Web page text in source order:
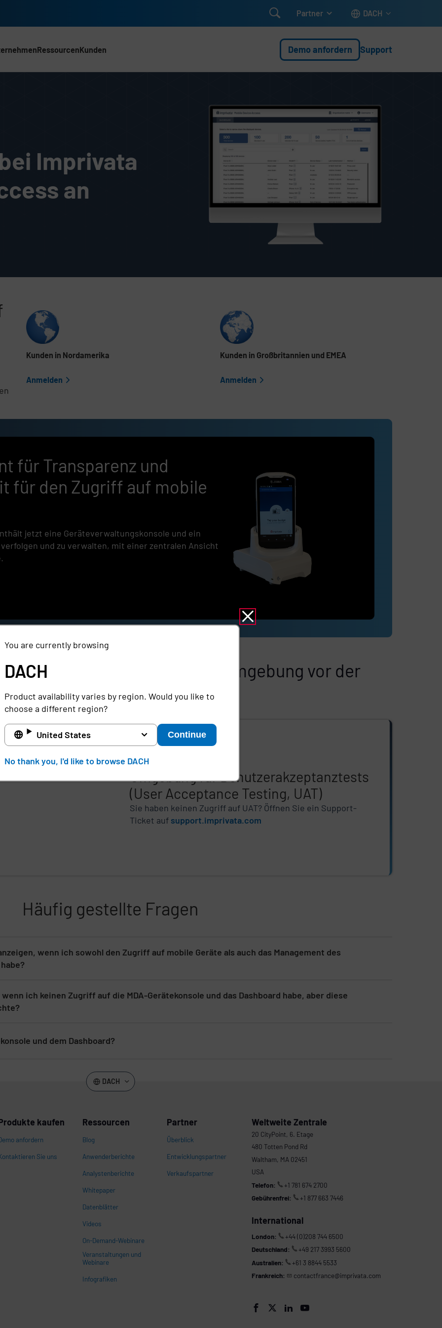
 Partner DACH
RessourcenKunden Demo anfordern Support
Imprivata
an
Listeninhalt überspringen
Kunden in Nordamerika
Anmelden
Kunden in Großbritannien und EMEA
Anmelden
für Transparenz und
für den Zugriff auf mobile
jetzt eine Geräteverwaltungskonsole und ein
und zu verwalten, mit einer zentralen Ansicht
Zugriff auf unsere Testumgebung vor der
Freigabe
Umgebung für Benutzerakzeptanztests
(User Acceptance Testing, UAT)
Sie haben keinen Zugriff auf UAT? Öffnen Sie ein Support-
Ticket auf support.imprivata.com
Häufig gestellte Fragen
wenn ich sowohl den Zugriff auf mobile Geräte als auch das Management des
wenn ich keinen Zugriff auf die MDA-Gerätekonsole und das Dashboard habe, aber diese
und dem Dashboard?
You are currently browsing
DACH
Product availability varies by region. Would you like to
choose a different region?
United States Continue
No thank you, I'd like to browse DACH
DACH
kaufen
anfordern
Sie uns
Ressourcen
Blog
Anwenderberichte
Analystenberichte
Whitepaper
Datenblätter
Videos
On-Demand-Webinare
Veranstaltungen und
Webinare
Infografiken
Partner
Überblick
Entwicklungspartner
Verkaufspartner
Weltweite Zentrale
20 CityPoint, 6. Etage
480 Totten Pond Rd
Waltham, MA 02451
USA
Telefon:
+1 781 674 2700
Gebührenfrei:
+1 877 663 7446
International
London:
+44 (0)208 744 6500
Deutschland:
+49 217 3993 5600
Australien:
+61 3 8844 5533
Frankreich:
contactfrance@imprivata.com
   